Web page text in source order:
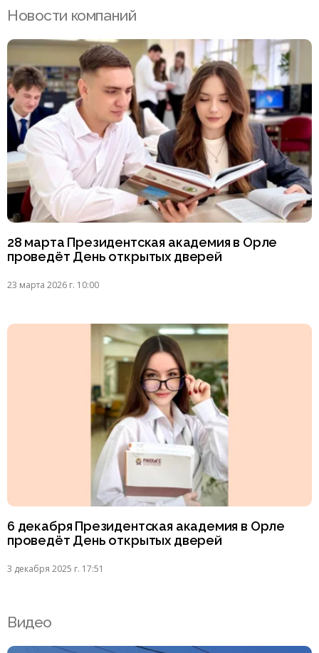
Новости компаний
28 марта Президентская академия в Орле
проведёт День открытых дверей
23 марта 2026 г. 10:00
6 декабря Президентская академия в Орле
проведёт День открытых дверей
3 декабря 2025 г. 17:51
Видео